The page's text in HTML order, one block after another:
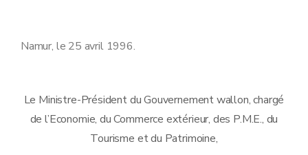
Namur, le 25 avril 1996.
Le Ministre-Président du Gouvernement wallon, chargé
de l’Economie, du Commerce extérieur, des P.M.E., du
Tourisme et du Patrimoine,